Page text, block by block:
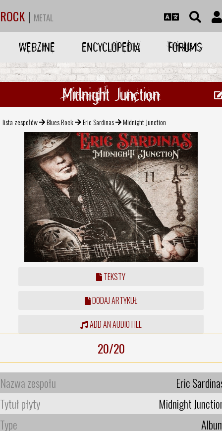
ROCK | METAL
WEBZINE ENCYCLOPEDIA FORUMS
Midnight Junction
lista zespołów Blues Rock Eric Sardinas Midnight Junction
TEKSTY
DODAJ ARTYKUŁ
ADD AN AUDIO FILE
20/20
Nazwa zespołu
Eric
Tytuł płyty
Midnight
Type